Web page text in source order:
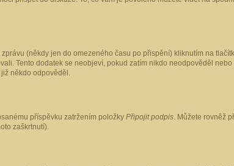
(někdy jen do omezeného času po přispění) kliknutím na
Tento dodatek se neobjeví, pokud zatím nikdo neodpověděl
někdo odpověděl.
příspěvku zatržením položky Připojit podpis. Můžete rovněž
zaškrtnutí).